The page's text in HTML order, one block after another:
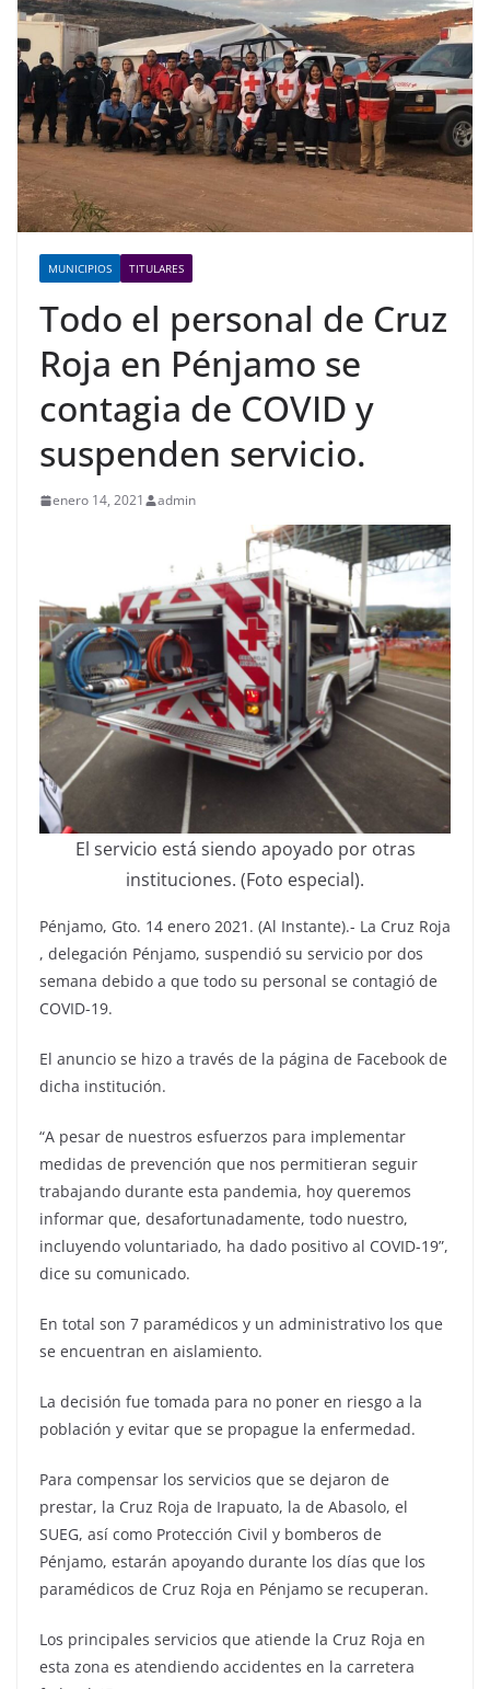
MUNICIPIOS TITULARES
Todo el personal de Cruz
Roja en Pénjamo se
contagia de COVID y
suspenden servicio.
enero 14, 2021 admin
El servicio está siendo apoyado por otras
instituciones. (Foto especial).
Pénjamo, Gto. 14 enero 2021. (Al Instante).- La Cruz Roja
, delegación Pénjamo, suspendió su servicio por dos
semana debido a que todo su personal se contagió de
COVID-19.
El anuncio se hizo a través de la página de Facebook de
dicha institución.
“A pesar de nuestros esfuerzos para implementar
medidas de prevención que nos permitieran seguir
trabajando durante esta pandemia, hoy queremos
informar que, desafortunadamente, todo nuestro,
incluyendo voluntariado, ha dado positivo al COVID-19”,
dice su comunicado.
En total son 7 paramédicos y un administrativo los que
se encuentran en aislamiento.
La decisión fue tomada para no poner en riesgo a la
población y evitar que se propague la enfermedad.
Para compensar los servicios que se dejaron de
prestar, la Cruz Roja de Irapuato, la de Abasolo, el
SUEG, así como Protección Civil y bomberos de
Pénjamo, estarán apoyando durante los días que los
paramédicos de Cruz Roja en Pénjamo se recuperan.
Los principales servicios que atiende la Cruz Roja en
esta zona es atendiendo accidentes en la carretera